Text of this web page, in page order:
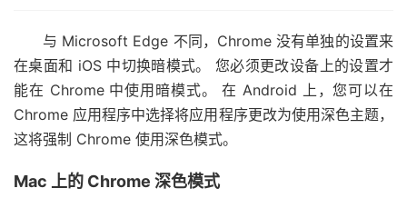
与 Microsoft Edge 不同，Chrome 没有单独的设置来
在桌面和 iOS 中切换暗模式。 您必须更改设备上的设置才
能在 Chrome 中使用暗模式。 在 Android 上，您可以在
Chrome 应用程序中选择将应用程序更改为使用深色主题，
这将强制 Chrome 使用深色模式。
Mac 上的 Chrome 深色模式